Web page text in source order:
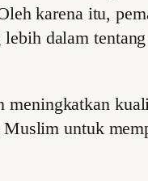
karena itu,
dalam
untuk